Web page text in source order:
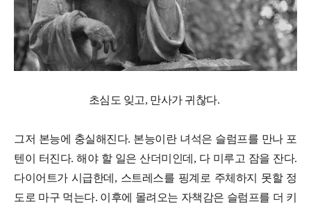
초심도 잊고, 만사가 귀찮다.
그저 본능에 충실해진다. 본능이란 녀석은 슬럼프를 만나 포
텐이 터진다. 해야 할 일은 산더미인데, 다 미루고 잠을 잔다.
다이어트가 시급한데, 스트레스를 핑계로 주체하지 못할 정
도로 마구 먹는다. 이후에 몰려오는 자책감은 슬럼프를 더 키